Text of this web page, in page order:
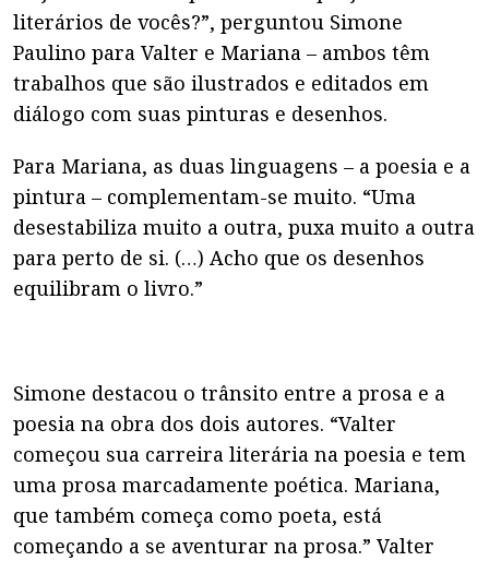
literários de vocês?”, perguntou Simone
Paulino para Valter e Mariana – ambos têm
trabalhos que são ilustrados e editados em
diálogo com suas pinturas e desenhos.
Para Mariana, as duas linguagens – a poesia e a
pintura – complementam-se muito. “Uma
desestabiliza muito a outra, puxa muito a outra
para perto de si. (…) Acho que os desenhos
equilibram o livro.”
Simone destacou o trânsito entre a prosa e a
poesia na obra dos dois autores. “Valter
começou sua carreira literária na poesia e tem
uma prosa marcadamente poética. Mariana,
que também começa como poeta, está
começando a se aventurar na prosa.” Valter